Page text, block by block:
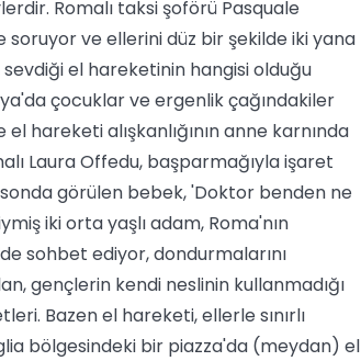
Romalı taksi şoförü Pasquale
ve ellerini düz bir şekilde iki yana
el hareketinin hangisi olduğu
çocuklar ve ergenlik çağındakiler
hareketi alışkanlığının anne karnında
Laura Offedu, başparmağıyla işaret
görülen bebek, 'Doktor benden ne
iki orta yaşlı adam, Roma'nın
sohbet ediyor, dondurmalarını
gençlerin kendi neslinin kullanmadığı
Bazen el hareketi, ellerle sınırlı
bölgesindeki bir piazza'da (meydan) el